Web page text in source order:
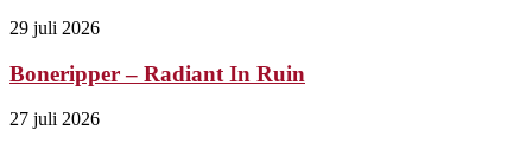
29 juli 2026
Boneripper – Radiant In Ruin
27 juli 2026